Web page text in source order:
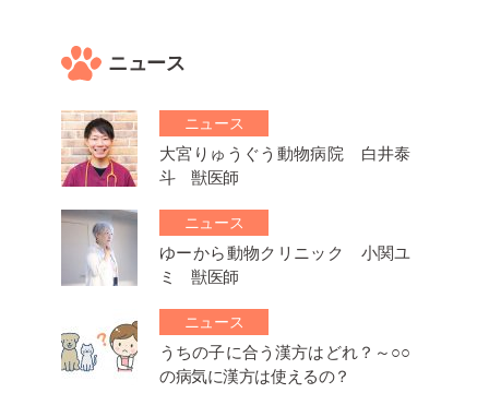
ニュース
ニュース
大宮りゅうぐう動物病院 白井泰
斗 獣医師
ニュース
ゆーから動物クリニック 小関ユ
ミ 獣医師
ニュース
うちの子に合う漢方はどれ？～○○
の病気に漢方は使えるの？